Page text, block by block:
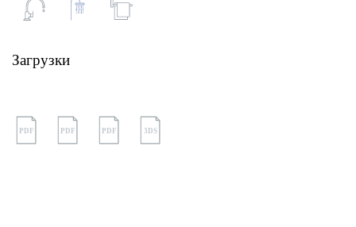
Загрузки
PDF PDF PDF 3DS